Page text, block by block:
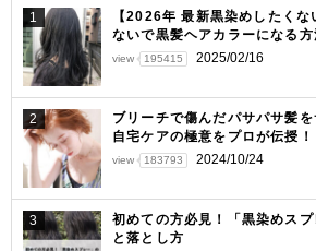
ゲ
ー
シ
ョ
ン
1
【2026年 最新黒染めしたく
ないで黒髪ヘアカラーになる方
view 195415 2025/02/16
2
ブリーチで傷んだパサパサ髪を
自宅ケアの極意をプロが伝授！
view 183793 2024/10/24
3
初めての方必見！「黒染めス
と落とし方